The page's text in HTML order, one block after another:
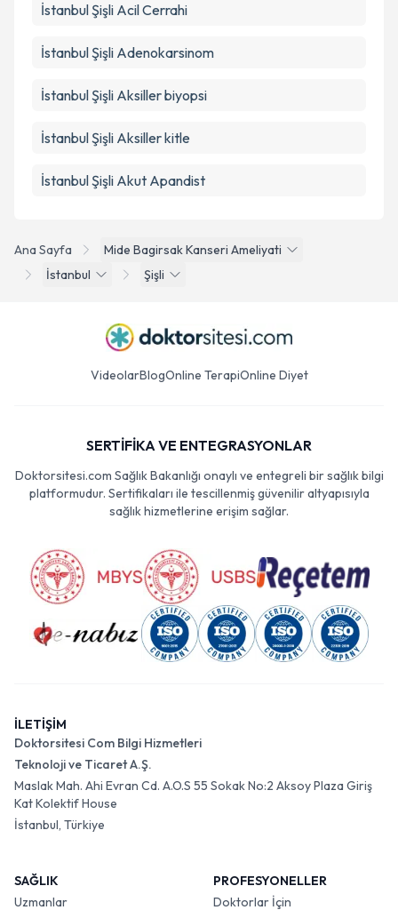
Ana Sayfa
Mide Bagirsak Kanseri Ameliyati
İstanbul
Şişli
İstanbul Şişli Acil Cerrahi
İstanbul Şişli Adenokarsinom
İstanbul Şişli Aksiller biyopsi
İstanbul Şişli Aksiller kitle
İstanbul Şişli Akut Apandist
VideolarBlogOnline TerapiOnline Diyet
SERTİFİKA VE ENTEGRASYONLAR
Doktorsitesi.com Sağlık Bakanlığı onaylı ve entegreli bir sağlık bilgi
platformudur. Sertifikaları ile tescillenmiş güvenilir altyapısıyla
sağlık hizmetlerine erişim sağlar.
İLETİŞİM
Doktorsitesi Com Bilgi Hizmetleri
Teknoloji ve Ticaret A.Ş.
Maslak Mah. Ahi Evran Cd. A.O.S 55 Sokak No:2 Aksoy Plaza Giriş
Kat Kolektif House
İstanbul, Türkiye
SAĞLIK
Uzmanlar
PROFESYONELLER
Doktorlar İçin